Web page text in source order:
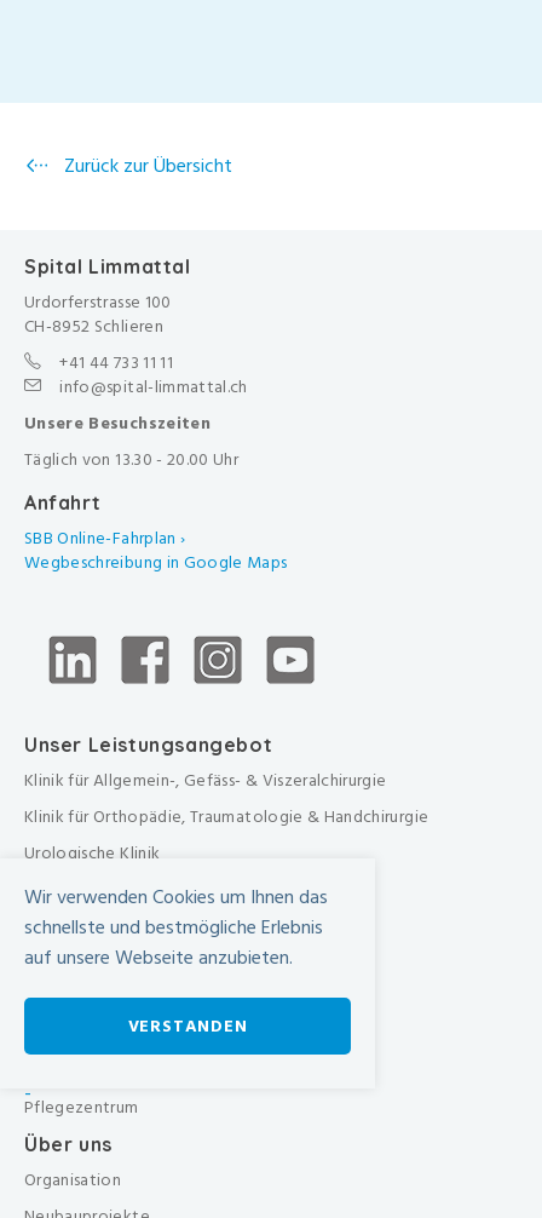
Zurück zur Übersicht
Spital Limmattal
Urdorferstrasse 100
CH-8952 Schlieren
+41 44 733 11 11
info@spital-limmattal.ch
Unsere Besuchszeiten
Täglich von 13.30 - 20.00 Uhr
Anfahrt
SBB Online-Fahrplan ›
Wegbeschreibung in Google Maps
Unser Leistungsangebot
Klinik für Allgemein-, Gefäss- & Viszeralchirurgie
Klinik für Orthopädie, Traumatologie & Handchirurgie
Urologische Klinik
Medizinische Klinik
Frauenklinik
Übergreifende medizinische Bereiche
Übergreifende Bereiche
Beratungen & Dienste
Pflegezentrum
Über uns
Organisation
Wir verwenden Cookies um Ihnen das
schnellste und bestmögliche Erlebnis
auf unsere Webseite anzubieten.
VERSTANDEN
-